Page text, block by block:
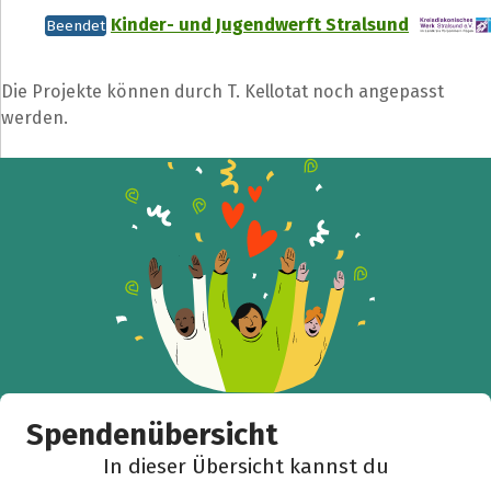
Beendet Kinder- und Jugendwerft Stralsund
Die Projekte können durch T. Kellotat noch angepasst
werden.
Spendenübersicht
In dieser Übersicht kannst du